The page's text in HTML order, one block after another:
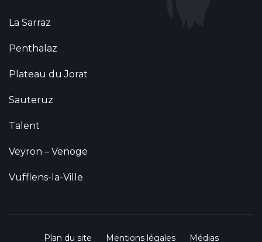
La Sarraz
Penthalaz
Plateau du Jorat
Sauteruz
Talent
Veyron – Venoge
Vufflens-la-Ville
Plan du site Mentions légales Médias